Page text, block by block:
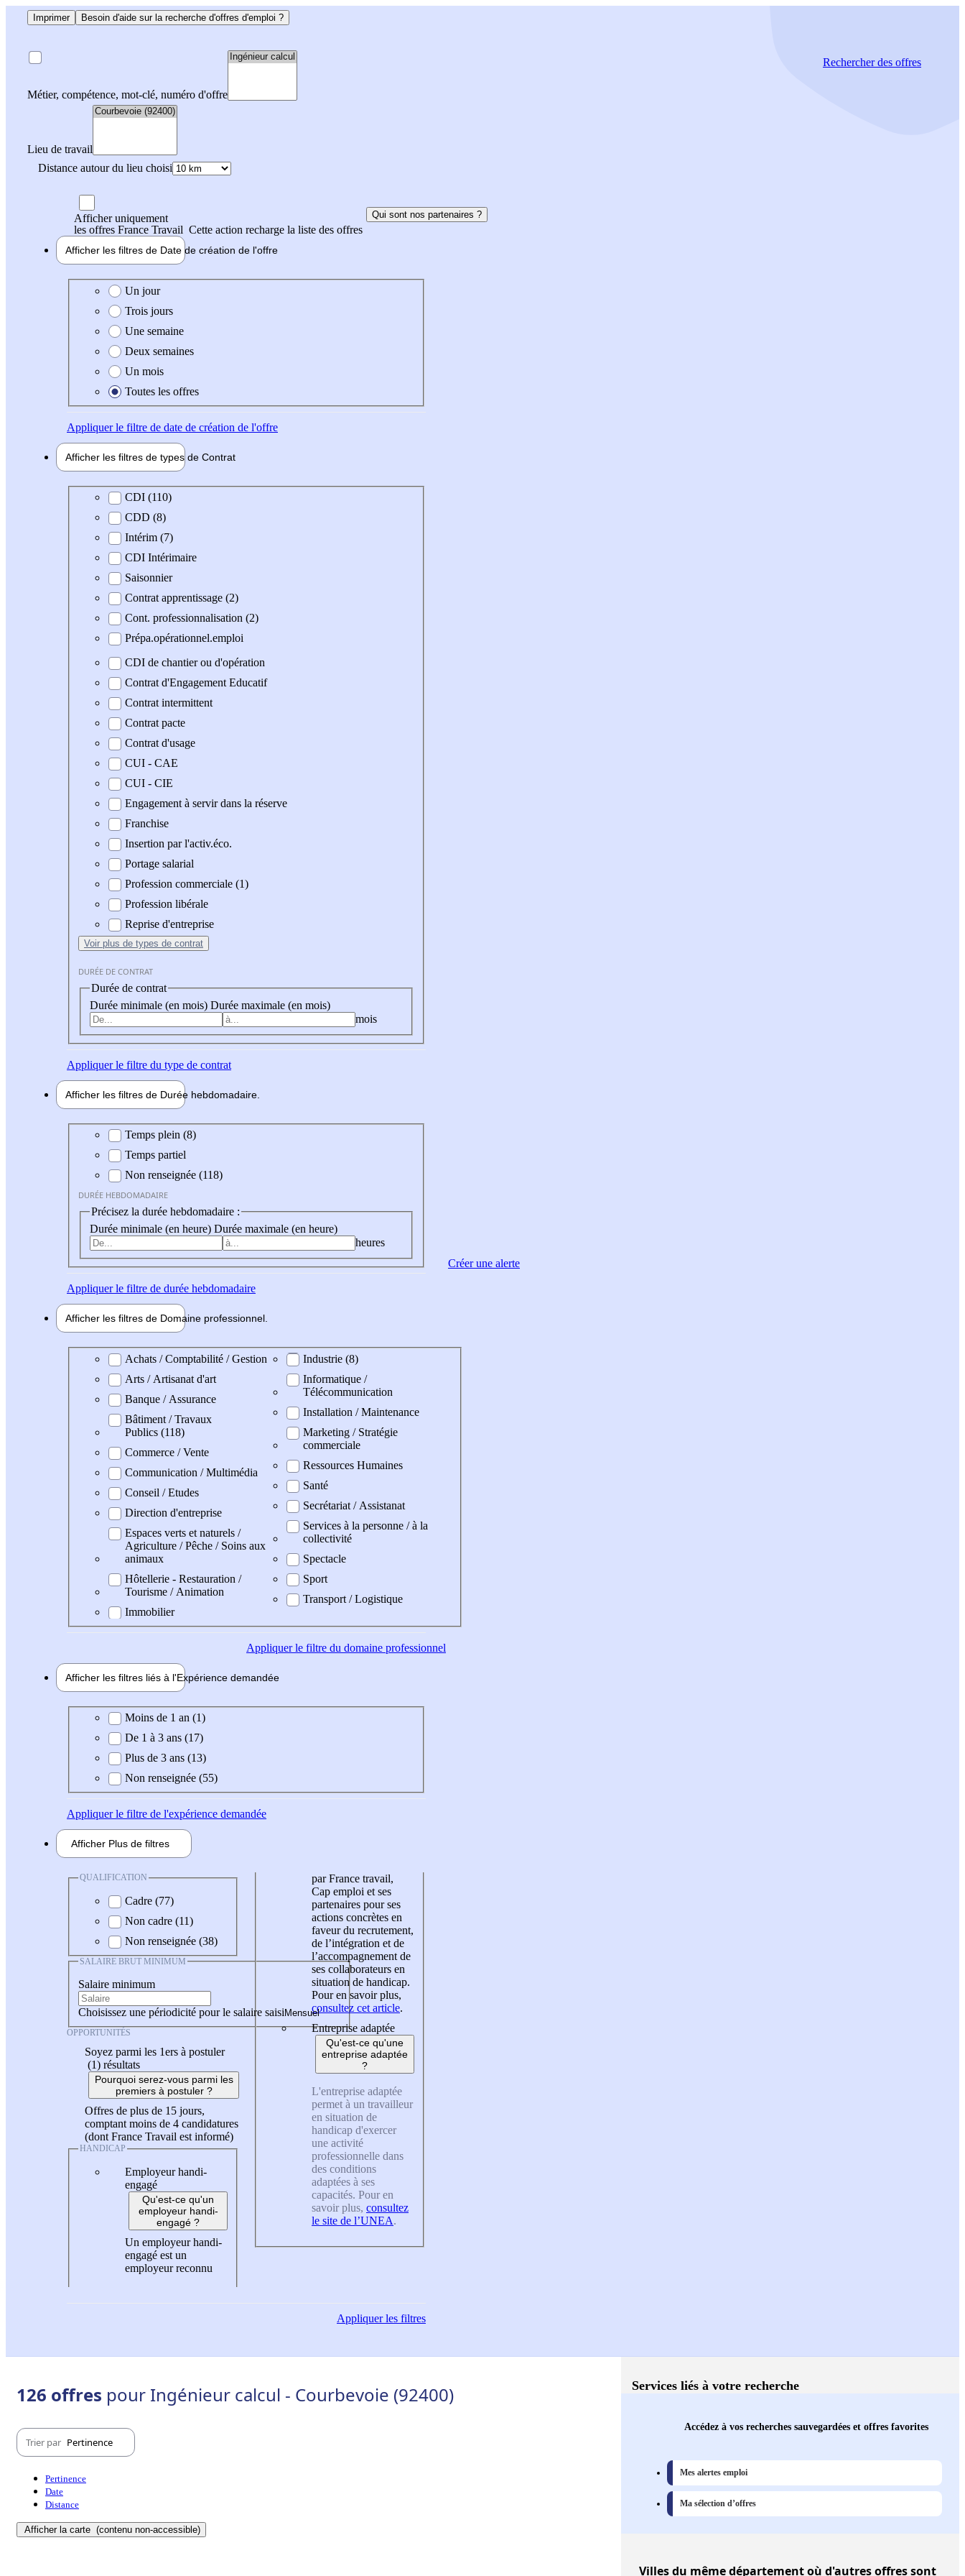
Imprimer Besoin d'aide sur la recherche d'offres d'emploi ?
Métier, compétence, mot-clé, numéro d'offre
Lieu de travail
Distance autour du lieu choisi
Rechercherdes offres
Afficher uniquement
les offres France Travail Cette action recharge la liste des offres
Qui sont nos partenaires ?
Afficher les filtres de Date de création de l'offre
Date de création de l'offre
Un jour
Trois jours
Une semaine
Deux semaines
Un mois
Toutes les offres
Appliquerle filtre de date de création de l'offre
Afficher les filtres de types de Contrat
Type de contratCDI (110)
CDD (8)
Intérim (7)
CDI Intérimaire
Saisonnier
Contrat apprentissage (2)
Cont. professionnalisation (2)
Prépa.opérationnel.emploi
CDI de chantier ou d'opération
Contrat d'Engagement Educatif
Contrat intermittent
Contrat pacte
Contrat d'usage
CUI - CAE
CUI - CIE
Engagement à servir dans la réserve
Franchise
Insertion par l'activ.éco.
Portage salarial
Profession commerciale (1)
Profession libérale
Reprise d'entreprise
Voir plus de types de contrat
DURÉE DE CONTRAT
Durée de contrat
Durée minimale (en mois) Durée maximale (en mois)
mois
Appliquerle filtre du type de contrat
Afficher les filtres de Durée hebdomadaire
Durée hebdomadaire
Temps plein (8)
Temps partiel
Non renseignée (118)
DURÉE HEBDOMADAIRE
Précisez la durée hebdomadaire :
Durée minimale (en heure) Durée maximale (en heure)
heures
Appliquerle filtre de durée hebdomadaire
Afficher les filtres de Domaine professionnel
Domaine professionel
Achats / Comptabilité / Gestion
Arts / Artisanat d'art
Banque / Assurance
Bâtiment / Travaux
Publics (118)
Commerce / Vente
Communication / Multimédia
Conseil / Etudes
Direction d'entreprise
Espaces verts et naturels /
Agriculture / Pêche / Soins aux
animaux
Hôtellerie - Restauration /
Tourisme / Animation
Immobilier
Industrie (8)
Informatique /
Télécommunication
Installation / Maintenance
Marketing / Stratégie
commerciale
Ressources Humaines
Santé
Secrétariat / Assistanat
Services à la personne / à la
collectivité
Spectacle
Sport
Transport / Logistique
Appliquerle filtre du domaine professionnel
Afficher les filtres liés à l'Expérience demandée
Expérience demandée
Moins de 1 an (1)
De 1 à 3 ans (17)
Plus de 3 ans (13)
Non renseignée (55)
Appliquerle filtre de l'expérience demandée
Afficher Plus de filtres
QUALIFICATION
Cadre (77)
Non cadre (11)
Non renseignée (38)
SALAIRE BRUT MINIMUM
Salaire minimum
Choisissez une périodicité pour le salaire saisi
OPPORTUNITÉS
Soyez parmi les 1ers à postuler
(1) résultats
Pourquoi serez-vous parmi les
premiers à postuler ?
Offres de plus de 15 jours,
comptant moins de 4 candidatures
(dont France Travail est informé)
HANDICAP
Employeur handi-
engagé
Qu'est-ce qu'un
employeur handi-
engagé ?
Un employeur handi-
engagé est un
employeur reconnu
par France travail,
Cap emploi et ses
partenaires pour ses
actions concrètes en
faveur du recrutement,
de l’intégration et de
l’accompagnement de
ses collaborateurs en
situation de handicap.
Pour en savoir plus,
consultez cet article.
Entreprise adaptée
Qu'est-ce qu'une
entreprise adaptée
?
L'entreprise adaptée
permet à un travailleur
en situation de
handicap d'exercer
une activité
professionnelle dans
des conditions
adaptées à ses
capacités. Pour en
savoir plus, consultez
le site de l’UNEA.
Appliquerles filtres
Créer une alerte
126 offres pour Ingénieur calcul - Courbevoie (92400)
Trier par Pertinence
Pertinence
Date
Distance
Afficher la carte (contenu non-accessible)
Services liés à votre recherche
Accédez à vos recherches sauvegardées et offres favorites
Mes alertes emploi
Ma sélection d’offres
Villesdu même département où d'autres offres sont